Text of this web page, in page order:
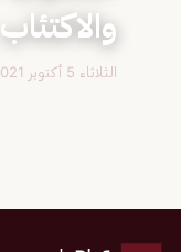
والاكتئاب
الثلاثاء 5 أكتوبر 2021